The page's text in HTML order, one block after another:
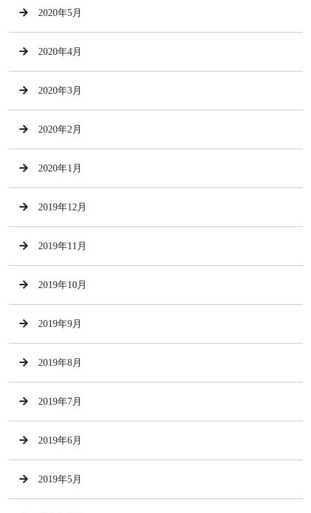
2020年5月
2020年4月
2020年3月
2020年2月
2020年1月
2019年12月
2019年11月
2019年10月
2019年9月
2019年8月
2019年7月
2019年6月
2019年5月